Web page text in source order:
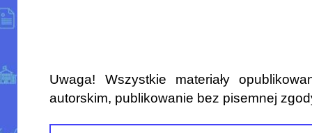
Uwaga! Wszystkie materiały
autorskim, publikowanie bez pisemnej